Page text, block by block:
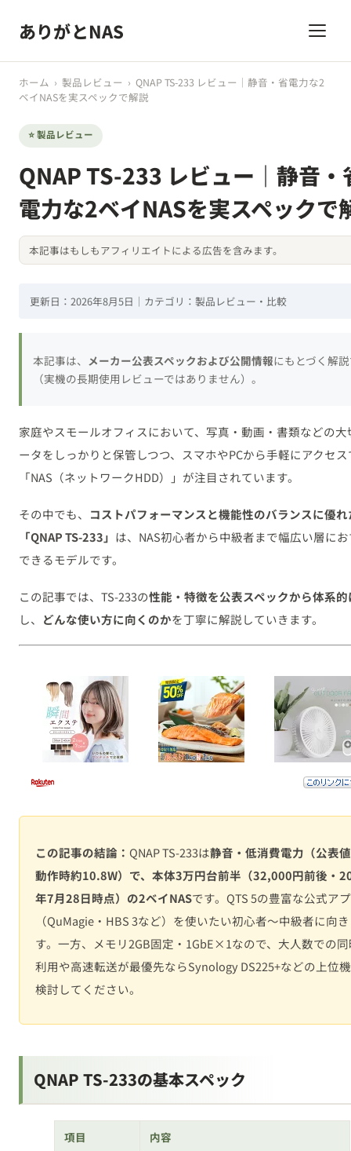
ありがとNAS
ホーム › 製品レビュー › QNAP TS-233 レビュー｜静音・省電力な2
ベイNASを実スペックで解説
⭐ 製品レビュー
QNAP TS-233 レビュー｜静音・
電力な2ベイNASを実スペックで
本記事はもしもアフィリエイトによる広告を含みます。
更新日：2026年8月5日｜カテゴリ：製品レビュー・比較
本記事は、 メーカー公表スペックおよび公開情報にもとづく解
（実機の長期使用レビューではありません）。
家庭やスモールオフィスにおいて、写真・動画・書類などの大
ータをしっかりと保管しつつ、スマホやPCから手軽にアクセ
「NAS（ネットワークHDD）」が注目されています。
その中でも、 コストパフォーマンスと機能性のバランスに優れ
「QNAP TS-233」 は、NAS初心者から中級者まで幅広い層に
できるモデルです。
この記事では、TS-233の性能・特徴を公表スペックから体系
し、 どんな使い方に向くのかを丁寧に解説していきます。
この記事の結論： QNAP TS-233は静音・低消費電力（公表
動作時約10.8W）で、本体3万円台前半（32,000円前後・
年7月28日時点）の2ベイNASです。QTS 5の豊富な公式ア
（QuMagie・HBS 3など）を使いたい初心者〜中級者に向
す。一方、メモリ2GB固定・1GbE×1なので、大人数での
利用や高速転送が最優先ならSynology DS225+などの上位
検討してください。
QNAP TS-233の基本スペック
項目 内容